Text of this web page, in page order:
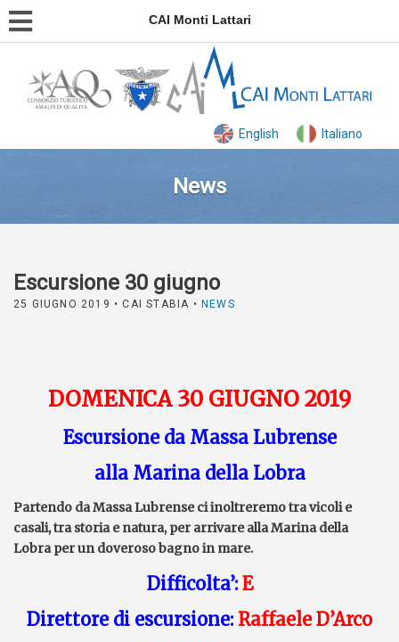
CAI Monti Lattari
English Italiano
News
Escursione 30 giugno
25 GIUGNO 2019 • CAI STABIA •NEWS
DOMENICA 30 GIUGNO 2019
Escursione da Massa Lubrense
alla Marina della Lobra
Partendo da Massa Lubrense ci inoltreremo tra vicoli e
casali, tra storia e natura, per arrivare alla Marina della
Lobra per un doveroso bagno in mare.
Difficolta’: E
Direttoredi escursione: Raffaele D’Arco